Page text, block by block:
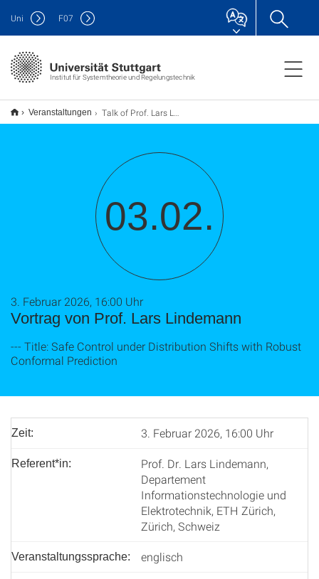
Institut für Systemtheorie und Regelungstechnik
Uni F07
Veranstaltungen Talk of Prof. Lars Lindemann
03.02.
Vortrag von Prof. Lars Lindemann
3. Februar 2026, 16:00 Uhr
--- Title: Safe Control under Distribution Shifts with Robust
Conformal Prediction
Zeit: 3. Februar 2026, 16:00 Uhr
Referent*in:
Prof. Dr. Lars Lindemann,
Departement
Informationstechnologie und
Elektrotechnik, ETH Zürich,
Zürich, Schweiz
Veranstaltungssprache: englisch